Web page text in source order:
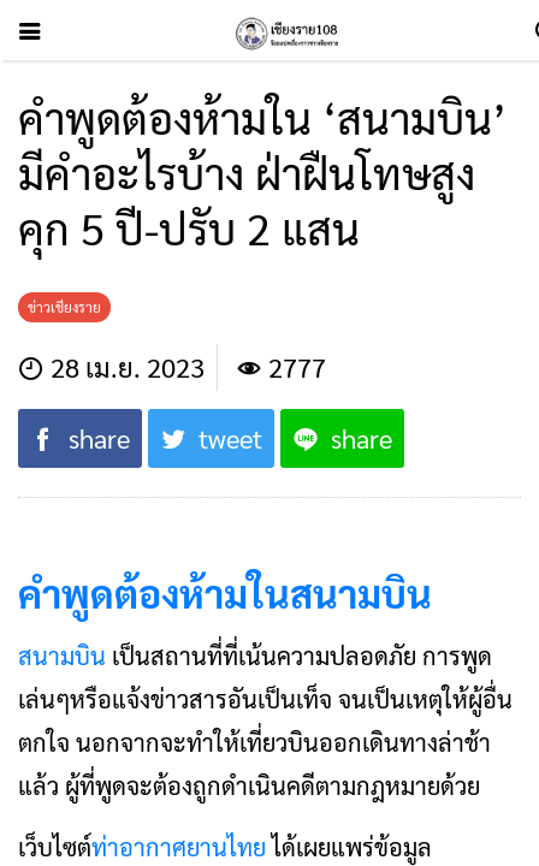
คำพูดต้องห้ามใน ‘สนามบิน’
มีคำอะไรบ้าง ฝ่าฝืนโทษสูง
คุก 5 ปี-ปรับ 2 แสน
ข่าวเชียงราย
28 เม.ย. 2023 2777
share tweet share
คำพูดต้องห้ามในสนามบิน
สนามบิน เป็นสถานที่ที่เน้นความปลอดภัย การพูด
เล่นๆหรือแจ้งข่าวสารอันเป็นเท็จ จนเป็นเหตุให้ผู้อื่น
ตกใจ นอกจากจะทำให้เที่ยวบินออกเดินทางล่าช้า
แล้ว ผู้ที่พูดจะต้องถูกดำเนินคดีตามกฎหมายด้วย
เว็บไซต์ท่าอากาศยานไทยได้เผยแพร่ข้อมูล